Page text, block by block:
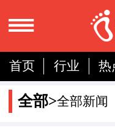
首页 行业 热
国内
国际
分析
全部>全部新闻